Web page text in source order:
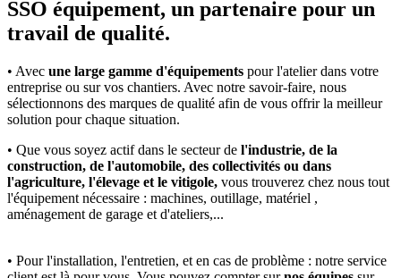
SSO équipement, un partenaire pour un
travail de qualité.
• Avec une large gamme d'équipements pour l'atelier dans votre
entreprise ou sur vos chantiers. Avec notre savoir-faire, nous
sélectionnons des marques de qualité afin de vous offrir la meilleur
solution pour chaque situation.
• Que vous soyez actif dans le secteur de l'industrie, de la
construction, de l'automobile, des collectivités ou dans
l'agriculture, l'élevage et le vitigole, vous trouverez chez nous tout
l'équipement nécessaire : machines, outillage, matériel ,
aménagement de garage et d'ateliers,...
• Pour l'installation, l'entretien, et en cas de problème : notre service